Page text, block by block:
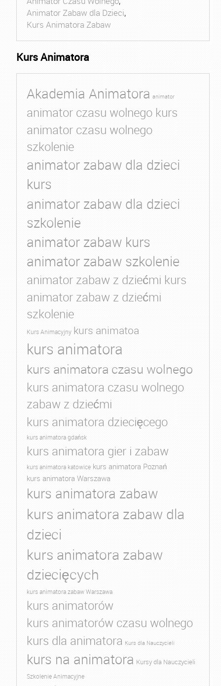
Animator Zabaw dla Dzieci,
Kurs Animatora Zabaw
Kurs Animatora
Akademia Animatora animator
animator czasu wolnego kurs
animator czasu wolnego
szkolenie
animator zabaw dla dzieci
kurs
animator zabaw dla dzieci
szkolenie
animator zabaw kurs
animator zabaw szkolenie
animator zabaw z dziećmi kurs
animator zabaw z dziećmi
szkolenie
Kurs Animacyjny kurs animatoa
kurs animatora
kurs animatora czasu wolnego
kurs animatora czasu wolnego
zabaw z dziećmi
kurs animatora dziecięcego
kurs animatora gdańsk
kurs animatora gier i zabaw
kurs animatora katowice kurs animatora Poznań
kurs animatora Warszawa
kurs animatora zabaw
kurs animatora zabaw dla
dzieci
kurs animatora zabaw
dziecięcych
kurs animatora zabaw Warszawa
kurs animatorów
kurs animatorów czasu wolnego
kurs dla animatora Kurs dla Nauczycieli
kurs na animatora Kursy dla Nauczycieli
Szkolenie Animacyjne